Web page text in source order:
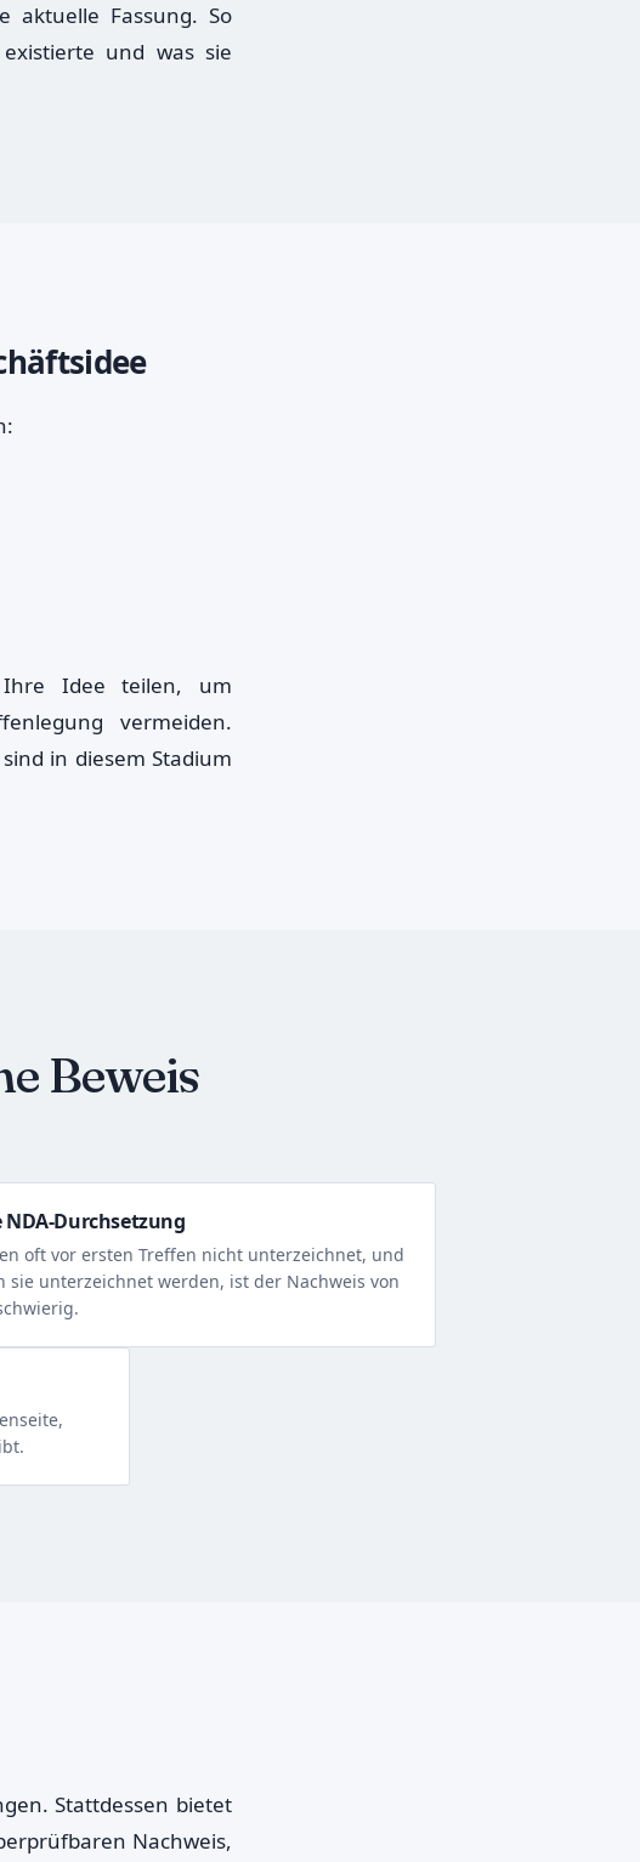
aktuelle Fassung. So
und was sie
Ihre Idee teilen, um
vermeiden.
in diesem Stadium
Beweis
NDA-Durchsetzung
oft vor ersten Treffen nicht unterzeichnet, und
sie unterzeichnet werden, ist der Nachweis von
Stattdessen bietet
Nachweis,